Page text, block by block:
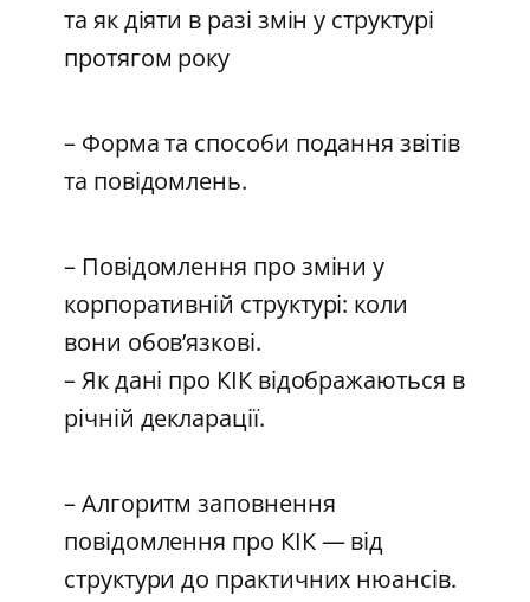
та як діяти в разі змін у структурі
протягом року
– Форма та способи подання звітів
та повідомлень.
– Повідомлення про зміни у
корпоративній структурі: коли
вони обов’язкові.
– Як дані про КІК відображаються в
річній декларації.
– Алгоритм заповнення
повідомлення про КІК — від
структури до практичних нюансів.